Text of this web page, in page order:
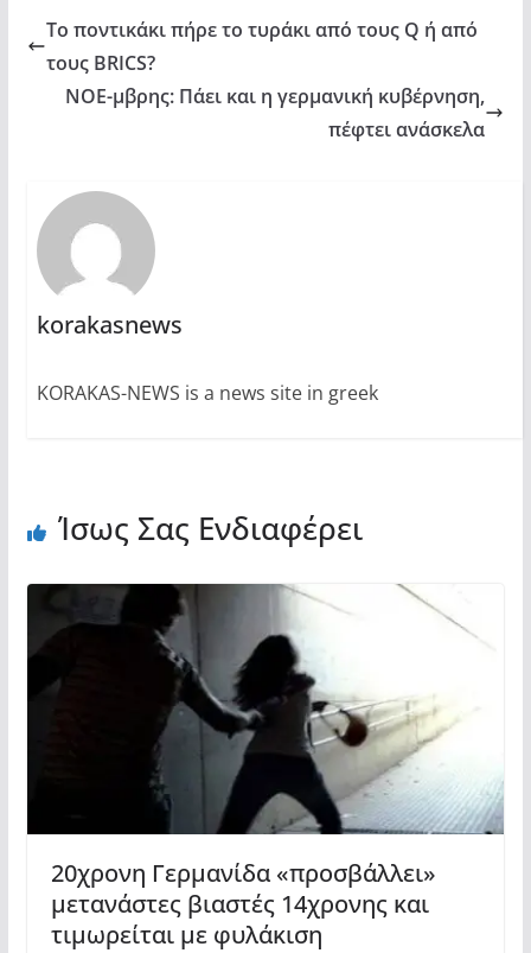
Το ποντικάκι πήρε το τυράκι από τους Q ή από
τους BRICS?
ΝΟΕ-μβρης: Πάει και η γερμανική κυβέρνηση,
πέφτει ανάσκελα
korakasnews
KORAKAS-NEWS is a news site in greek
Ίσως Σας Ενδιαφέρει
20χρονη Γερμανίδα «προσβάλλει»
μετανάστες βιαστές 14χρονης και
τιμωρείται με φυλάκιση